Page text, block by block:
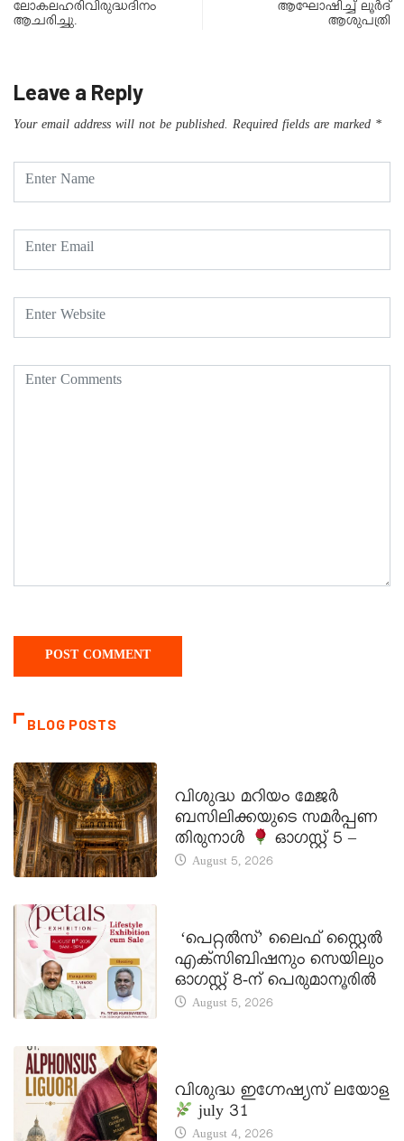
ലോകലഹരിവിരുദ്ധദിനം
ആചരിച്ചു.
ആഘോഷിച്ച് ലൂർദ്
ആശുപത്രി
Leave a Reply
Your email address will not be published. Required fields are marked *
BLOG POSTS
വിശുദ്ധ മറിയം മേജർ
ബസിലിക്കയുടെ സമർപ്പണ
തിരുനാൾ
ഓഗസ്റ്റ് 5 –
August 5, 2026
‘പെറ്റൽസ്’ ലൈഫ് സ്റ്റൈൽ
എക്സിബിഷനും സെയിലും
ഓഗസ്റ്റ് 8-ന് പെരുമാനൂരിൽ
August 5, 2026
വിശുദ്ധ ഇഗ്നേഷ്യസ് ലയോള
july 31
August 4, 2026